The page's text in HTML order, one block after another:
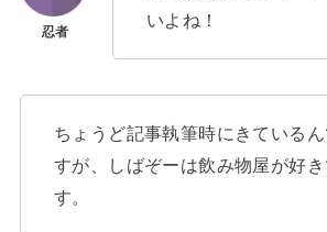
いよね！
ちょうど記事執筆時にきている
すが、しばぞーは飲み物屋が好
す。